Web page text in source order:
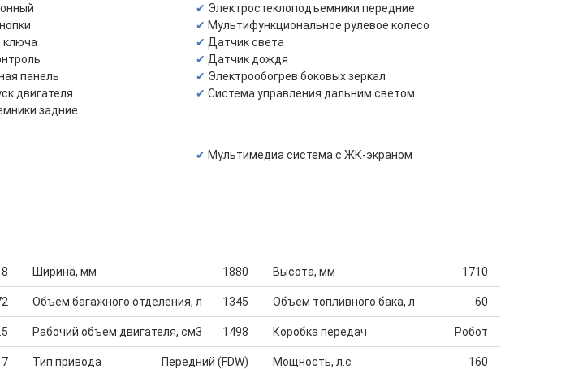
ключа
панель
двигателя
задние
Электростеклоподъемники передние
Мультифункциональное рулевое колесо
Датчик света
Датчик дождя
Электрообогрев боковых зеркал
Система управления дальним светом
Мультимедиа система с ЖК-экраном
Ширина, мм 1880 Высота, мм 1710
Объем багажного отделения, л 1345 Объем топливного бака, л 60
Рабочий объем двигателя, см3 1498 Коробка передач Робот
7 Тип привода Передний (FDW) Мощность, л.с 160